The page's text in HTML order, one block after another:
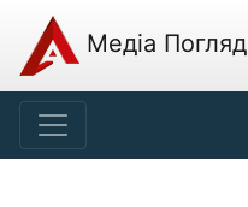
Медіа Погляд